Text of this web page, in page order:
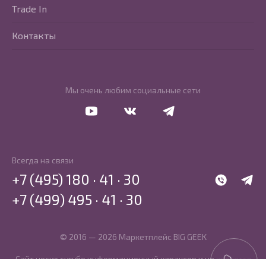
Мы очень любим социальные сети
Trade In
Контакты
Всегда на связи
WhatsApp
+7 (495) 180 · 41 · 30
+7 (499) 495 · 41 · 30
© 2016 — 2026 Маркетплейс BIG GEEK